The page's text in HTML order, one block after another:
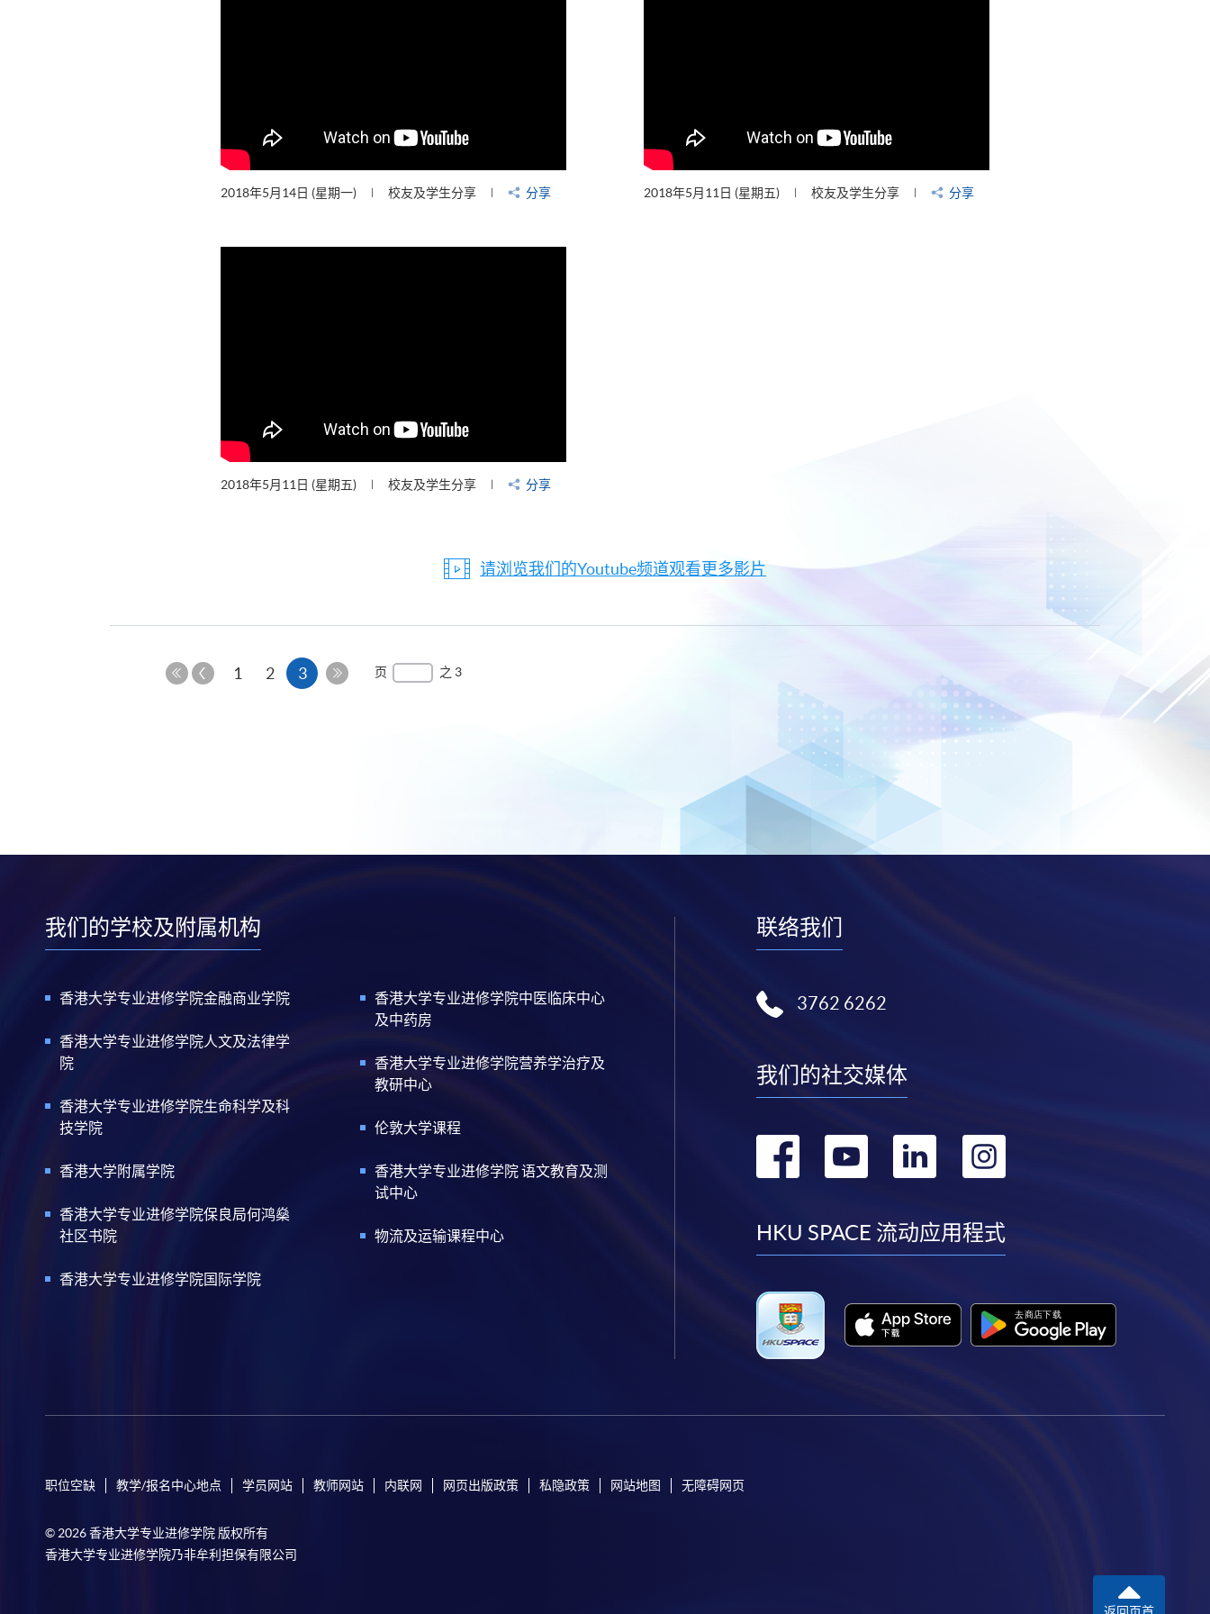
2018年5月14日 (星期一) 校友及学生分享 分享 2018年5月11日 (星期五) 校友及学生分享 分享
2018年5月11日 (星期五) 校友及学生分享 分享
请浏览我们的Youtube频道观看更多影片
上
1 2 3本
页 之 3
我们的学校及附属机构
香港大学专业进修学院金融商业学院
香港大学专业进修学院人文及法律学
院
香港大学专业进修学院生命科学及科
技学院
香港大学附属学院
香港大学专业进修学院保良局何鸿燊
社区书院
香港大学专业进修学院国际学院
香港大学专业进修学院中医临床中心
及中药房
香港大学专业进修学院营养学治疗及
教研中心
伦敦大学课程
香港大学专业进修学院 语文教育及测
试中心
物流及运输课程中心
联络我们
3762 6262
我们的社交媒体
转
facebook
转
youtube
转
linkedin
转
instagram
HKU SPACE 流动应用程式
职位空缺 教学/报名中心地点 学员网站 教师网站 内联网 网页出版政策 私隐政策 网站地图 无障碍网页
© 2026 香港大学专业进修学院 版权所有
香港大学专业进修学院乃非牟利担保有限公司